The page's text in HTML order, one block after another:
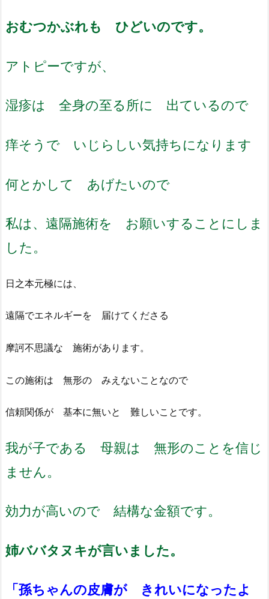
おむつかぶれも ひどいのです。
アトピーですが、
湿疹は 全身の至る所に 出ているので
痒そうで いじらしい気持ちになります
何とかして あげたいので
私は、 遠隔施術を お願いすることにしま
した。
日之本元極には、
遠隔でエネルギーを 届けてくださる
摩訶不思議な 施術があります。
この施術は 無形の みえないことなので
信頼関係が 基本に無いと 難しいことです。
我が子である 母親は 無形のことを信じ
ません。
効力が高いので 結構な金額です。
姉ババタヌキが言いました。
「孫ちゃんの皮膚が きれいになったよ